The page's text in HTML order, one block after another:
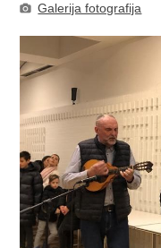
Galerija fotografija